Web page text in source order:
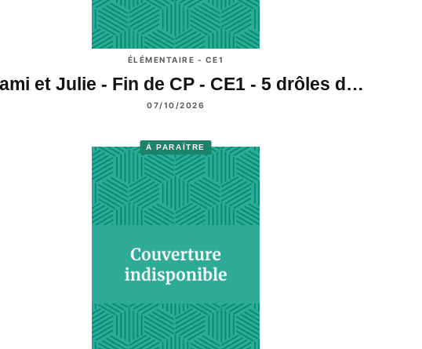
ÉLÉMENTAIRE - CE1
et Julie - Fin de CP - CE1 - 5 drôles d…
07/10/2026
À PARAÎTRE